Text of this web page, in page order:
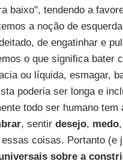
baixo", tendendo a
a noção de
de engatinhar e
o que significa bater
ou líquida, esmagar,
poderia ser longa e
todo ser humano tem
, sentir desejo, medo,
coisas. Portanto (e
sobre a